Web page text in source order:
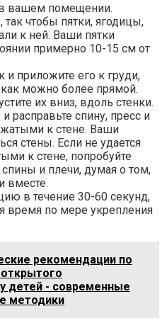
в вашем помещении.
так чтобы пятки, ягодицы,
к ней. Ваши пятки
примерно 10-15 см от
и приложите его к груди,
можно более прямой.
их вниз, вдоль стенки.
расправьте спину, пресс и
к стене. Ваши
стены. Если не удается
к стене, попробуйте
и плечи, думая о том,
вместе.
в течение 30-60 секунд,
время по мере укрепления
рекомендации по
детей - современные
методики